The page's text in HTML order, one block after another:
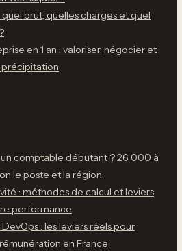
brut, quelles charges et quel
en 1 an : valoriser, négocier et
précipitation
comptable débutant ? 26 000 à
le poste et la région
: méthodes de calcul et leviers
performance
: les leviers réels pour
en France